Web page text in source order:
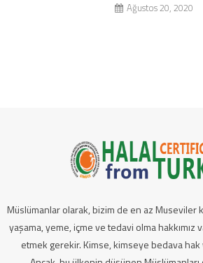
Ağustos 20, 2020
Müslümanlar olarak, bizim de en az Museviler
yaşama, yeme, içme ve tedavi olma hakkımız
etmek gerekir. Kimse, kimseye bedava